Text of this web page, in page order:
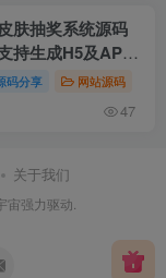
肤抽奖系统源码
持生成H5及APP
码分享 网站源码
47
关于我们
宙强力驱动.